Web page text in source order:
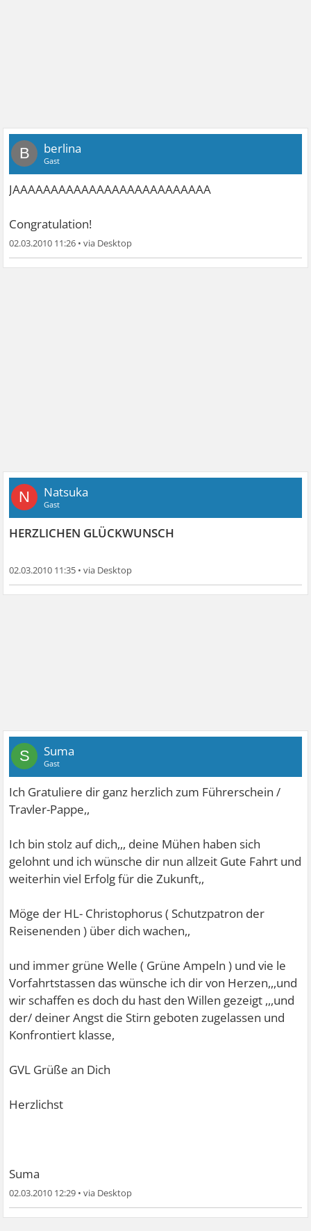
B berlina
Gast
JAAAAAAAAAAAAAAAAAAAAAAAAAA
Congratulation!
02.03.2010 11:26 •
N Natsuka
Gast
HERZLICHEN GLÜCKWUNSCH
02.03.2010 11:35 •
S Suma
Gast
Ich Gratuliere dir ganz herzlich zum Führerschein /
Travler-Pappe,,
Ich bin stolz auf dich,,, deine Mühen haben sich
gelohnt und ich wünsche dir nun allzeit Gute Fahrt und
weiterhin viel Erfolg für die Zukunft,,
Möge der HL- Christophorus ( Schutzpatron der
Reisenenden ) über dich wachen,,
und immer grüne Welle ( Grüne Ampeln ) und vie le
Vorfahrtstassen das wünsche ich dir von Herzen,,,und
wir schaffen es doch du hast den Willen gezeigt ,,,und
der/ deiner Angst die Stirn geboten zugelassen und
Konfrontiert klasse,
GVL Grüße an Dich
Herzlichst
Suma
02.03.2010 12:29 •